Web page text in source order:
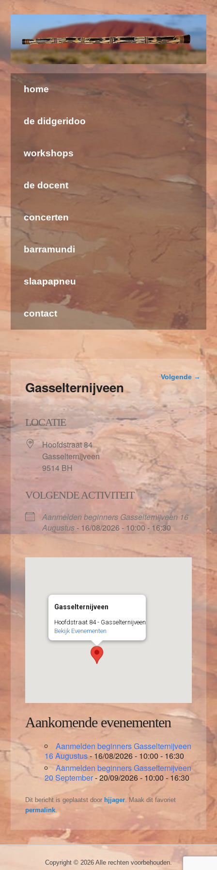
Welkom bij de Didgeridoo School & Barramundi
home
de didgeridoo
workshops
de docent
concerten
barramundi
slaapapneu
contact
Volgende →
Gasselternijveen
LOCATIE
Hoofdstraat 84
Gasselternijveen
9514 BH
VOLGENDE ACTIVITEIT
Aanmelden beginners Gasselternijveen 16
Augustus- 16/08/2026 - 10:00 - 16:30
Gasselternijveen
Hoofdstraat 84 - Gasselternijveen
Bekijk Evenementen
Aankomende evenementen
Aanmelden beginners Gasselternijveen
16 Augustus- 16/08/2026 - 10:00 - 16:30
Aanmelden beginners Gasselternijveen
20 September- 20/09/2026 - 10:00 - 16:30
Dit bericht is geplaatst door hjjager. Maak dit favoriet
permalink.
Copyright © 2026 Alle rechten voorbehouden.